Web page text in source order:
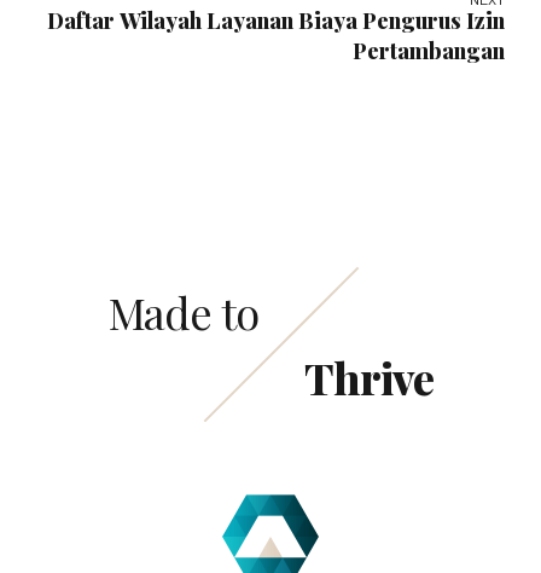
Daftar Wilayah Layanan Biaya Pengurus Izin
Pertambangan
Made to
Thrive